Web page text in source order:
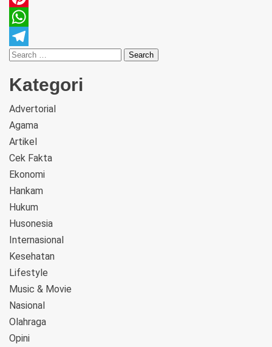
Pinterest
WhatsApp
Telegram
Kategori
Advertorial
Agama
Artikel
Cek Fakta
Ekonomi
Hankam
Hukum
Husonesia
Internasional
Kesehatan
Lifestyle
Music & Movie
Nasional
Olahraga
Opini